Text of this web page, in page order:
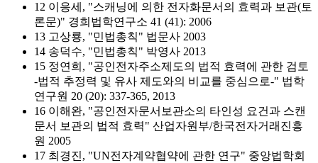
12 이응세, "스캐닝에 의한 전자화문서의 효력과 보관(토
론문)" 경희법학연구소 41 (41): 2006
13 고상룡, "민법총칙" 법문사 2003
14 송덕수, "민법총칙" 박영사 2013
15 정연희, "공인전자주소제도의 법적 효력에 관한 검토
-법적 추정력 및 유사 제도와의 비교를 중심으로-" 법학
연구원 20 (20): 337-365, 2013
16 이해완, "공인전자문서보관소의 타인성 요건과 스캔
문서 보관의 법적 효력" 산업자원부/한국전자거래진흥
원 2005
17 최경진, "UN전자계약협약에 관한 연구" 중앙법학회